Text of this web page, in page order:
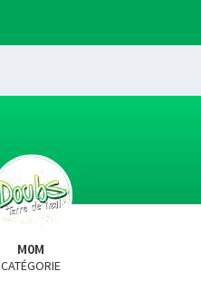
M0M
CATÉGORIE